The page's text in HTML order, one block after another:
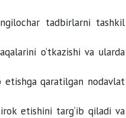
tadbirlarni tashkil
o‘tkazishi va ularda
etishga qaratilgan nodavlat
etishini targ‘ib qiladi va